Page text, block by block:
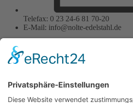
Telefax: 0 23 24-6 81 70-20
E-Mail: info@nolte-edelstahl.de
Wir benötigen Ihre
Google Maps-Service zu